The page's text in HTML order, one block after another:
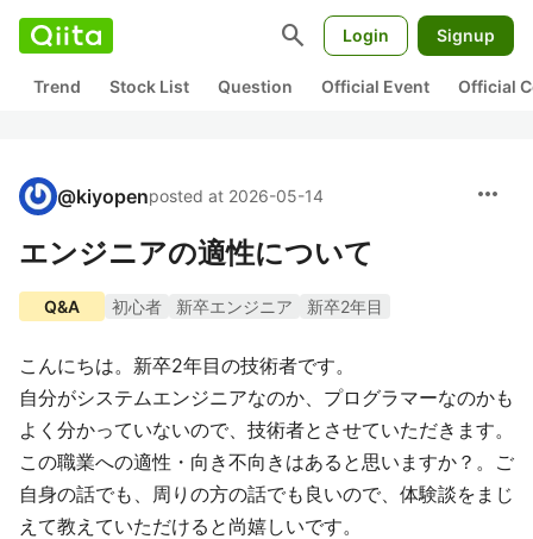
search Login Signup
Trend Stock List Question Official Event Official
@kiyopenposted at 2026-05-14 more_horiz
エンジニアの適性について
Q&A 初心者 新卒エンジニア 新卒2年目
こんにちは。新卒2年目の技術者です。
自分がシステムエンジニアなのか、プログラマーなのかも
よく分かっていないので、技術者とさせていただきます。
この職業への適性・向き不向きはあると思いますか？。ご
自身の話でも、周りの方の話でも良いので、体験談をまじ
えて教えていただけると尚嬉しいです。